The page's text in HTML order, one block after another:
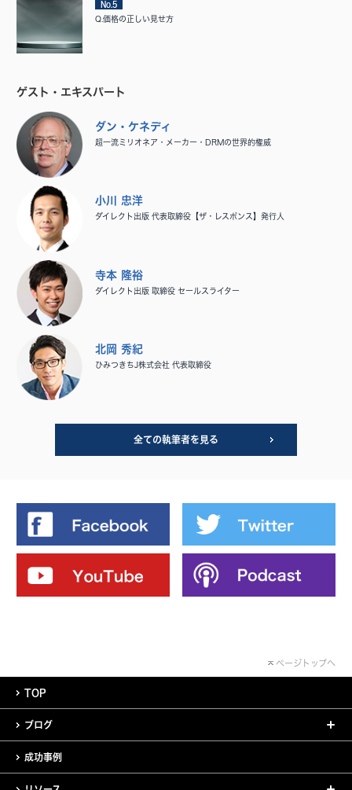
No.5
Q.価格の正しい見せ方
ゲスト・エキスパート
ダン・ケネディ
超一流ミリオネア・メーカー・DRMの世界的権威
小川 忠洋
ダイレクト出版 代表取締役【ザ・レスポンス】発行人
寺本 隆裕
ダイレクト出版 取締役 セールスライター
北岡 秀紀
ひみつきちJ株式会社 代表取締役
全ての執筆者を見る
ページトップへ
TOP
ブログ
成功事例